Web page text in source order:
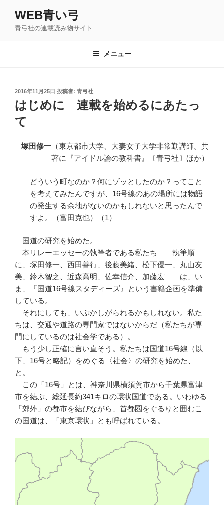
WEB青い弓
青弓社の連載読み物サイト
メニュー
投
稿
日:
2016年11月25日 投稿者: 青弓社
はじめに 連載を始めるにあたっ
て
塚田修一 （東京都市大学、大妻女子大学非常勤講師。共
著に『アイドル論の教科書』〔青弓社〕ほか）
どういう町なのか？何にゾッとしたのか？ってこと
を考えてみたんですが、16号線のあの場所には物語
の発生する余地がないのかもしれないと思ったんで
すよ。（富田克也）（1）
国道の研究を始めた。
本リレーエッセーの執筆者である私たち——執筆順
に、塚田修一、西田善行、後藤美緒、松下優一、丸山友
美、鈴木智之、近森高明、佐幸信介、加藤宏——は、い
ま、『国道16号線スタディーズ』という書籍企画を準備
している。
それにしても、いぶかしがられるかもしれない。私た
ちは、交通や道路の専門家ではないからだ（私たちが専
門にしているのは社会学である）。
もう少し正確に言い直そう。私たちは国道16号線（以
下、16号と略記）をめぐる〈社会〉の研究を始めた、
と。
この「16号」とは、神奈川県横須賀市から千葉県富津
市を結ぶ、総延長約341キロの環状国道である。いわゆる
「郊外」の都市を結びながら、首都圏をぐるりと囲むこ
の国道は、「東京環状」とも呼ばれている。